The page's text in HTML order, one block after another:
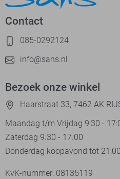
Contact
085-0292124
info@sans.nl
Bezoek onze winkel
Haarstraat 33, 7462 AK
Maandag t/m Vrijdag 9:30 -
Zaterdag 9.30 - 17.00
Donderdag koopavond tot 21:00
KvK-nummer: 08135119